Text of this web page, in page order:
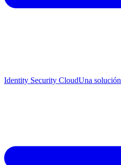
Identity Security CloudUna